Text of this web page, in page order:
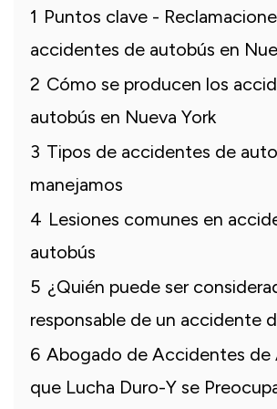
1 Puntos clave -
accidentes de autobús en
2 Cómo se producen los
autobús en Nueva York
3 Tipos de accidentes de
manejamos
4 Lesiones comunes en
autobús
5 ¿Quién puede ser
responsable de un accidente
6 Abogado de Accidentes de
que Lucha Duro-Y se